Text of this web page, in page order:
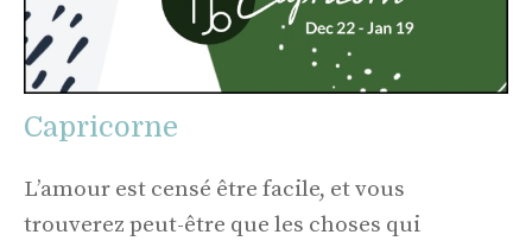
Capricorne
L’amour est censé être facile, et vous
trouverez peut-être que les choses qui